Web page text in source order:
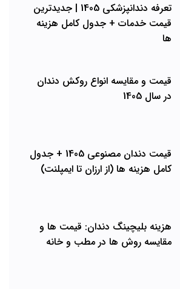
تعرفه دندانپزشکی 1405 | جدیدترین
قیمت خدمات + جدول کامل هزینه
ها
قیمت و مقایسه انواع روکش دندان
در سال 1405
قیمت دندان مصنوعی 1405 + جدول
کامل هزینه ها (از ارزان تا ایمپلنت)
هزینه بلیچینگ دندان: قیمت ها و
مقایسه روش ها در مطب و خانه